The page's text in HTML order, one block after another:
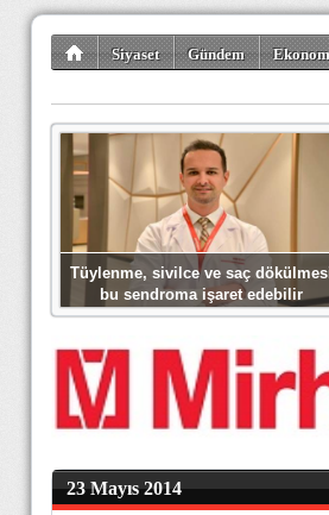
Siyaset Gündem
Tüylenme, sivilce ve saç
bu sendroma işaret edebilir
23 Mayıs 2014